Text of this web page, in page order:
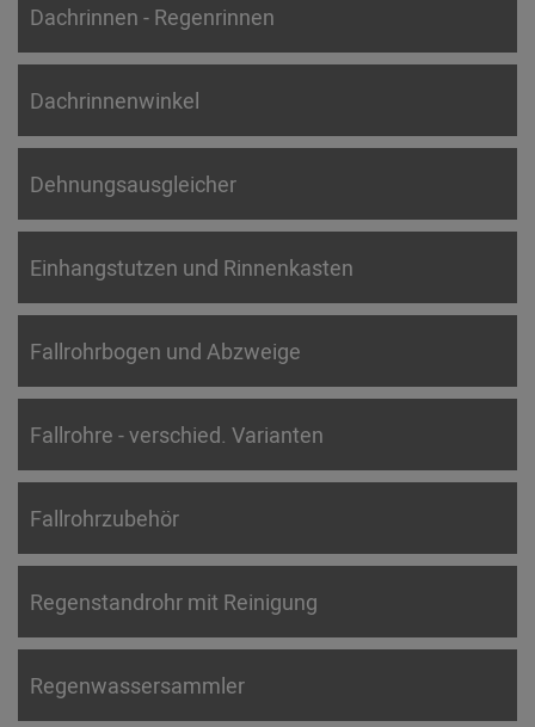
Dachrinnen - Regenrinnen
Dachrinnenwinkel
Dehnungsausgleicher
Einhangstutzen und Rinnenkasten
Fallrohrbogen und Abzweige
Fallrohre - verschied. Varianten
Fallrohrzubehör
Regenstandrohr mit Reinigung
Regenwassersammler